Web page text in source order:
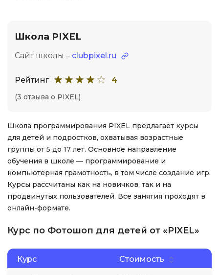
Школа PIXEL
Сайт школы – clubpixel.ru
Рейтинг 4
(3 отзыва о PIXEL)
Школа программирования PIXEL предлагает курсы
для детей и подростков, охватывая возрастные
группы от 5 до 17 лет. Основное направление
обучения в школе — программирование и
компьютерная грамотность, в том числе создание игр.
Курсы рассчитаны как на новичков, так и на
продвинутых пользователей. Все занятия проходят в
онлайн-формате.
Курс по Фотошоп для детей от «PIXEL»
Курс Стоимость